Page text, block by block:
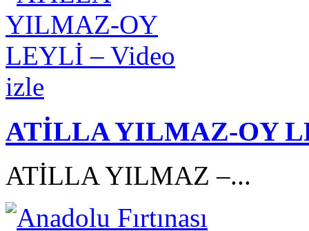
ATİLLA YILMAZ-OY
ATİLLA YILMAZ –...